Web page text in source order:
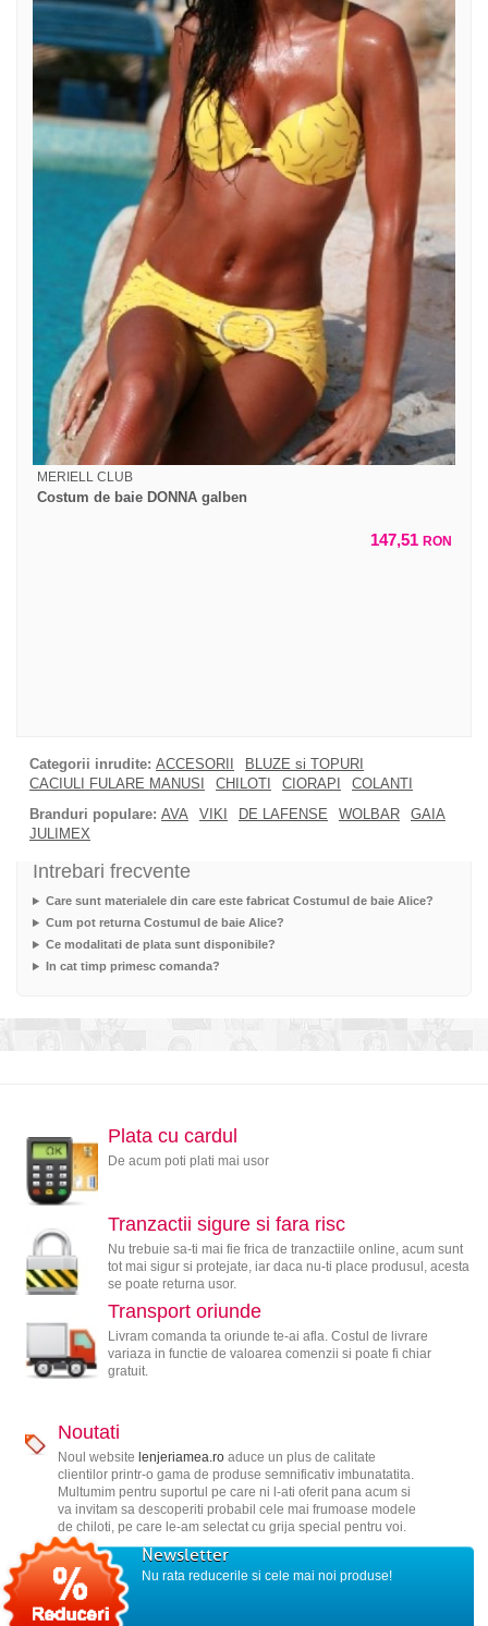
MERIELL CLUB
Costum de baie DONNA galben
147,51 RON
Categorii inrudite: ACCESORII
BLUZE si TOPURI
CACIULI FULARE MANUSI
CHILOTI CIORAPI
COLANTI
Branduri populare: AVA VIKI DE LAFENSE WOLBAR
GAIA
JULIMEX
Intrebari frecvente
Care sunt materialele din care este fabricat Costumul de baie Alice?
Cum pot returna Costumul de baie Alice?
Ce modalitati de plata sunt disponibile?
In cat timp primesc comanda?
Plata cu cardul
De acum poti plati mai usor
Tranzactii sigure si fara risc
Nu trebuie sa-ti mai fie frica de tranzactiile online, acum sunt
tot mai sigur si protejate, iar daca nu-ti place produsul, acesta
se poate returna usor.
Transport oriunde
Livram comanda ta oriunde te-ai afla. Costul de livrare
variaza in functie de valoarea comenzii si poate fi chiar
gratuit.
Noutati
Noul website lenjeriamea.roaduce un plus de calitate
clientilor printr-o gama de produse semnificativ imbunatatita.
Multumim pentru suportul pe care ni l-ati oferit pana acum si
va invitam sa descoperiti probabil cele mai frumoase modele
de chiloti, pe care le-am selectat cu grija special pentru voi.
Newsletter
Nu rata reducerile si cele mai noi produse!